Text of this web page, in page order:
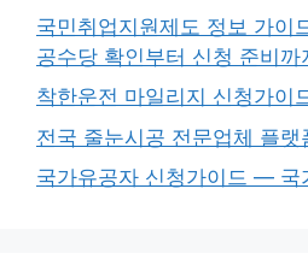
국민취업지원제도 정보 가
공수당 확인부터 신청 준비까
착한운전 마일리지 신청가이
전국 줄눈시공 전문업체 플
국가유공자 신청가이드 — 국